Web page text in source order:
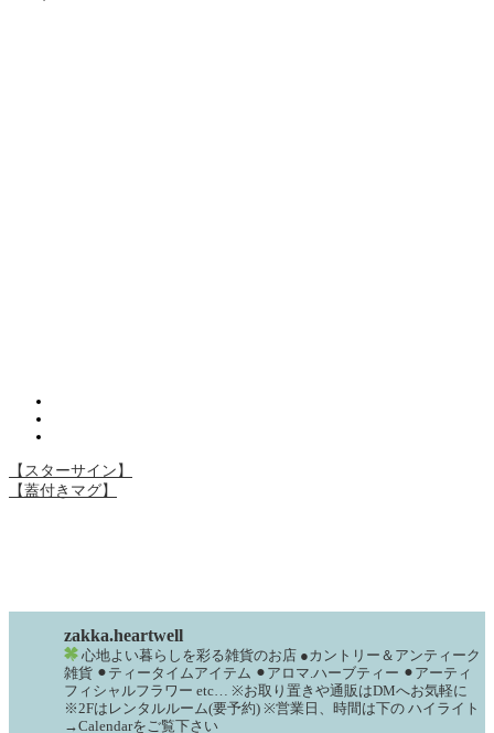
【スターサイン】
【蓋付きマグ】
zakka.heartwell
心地よい暮らしを彩る雑貨のお店 ●カントリー＆アンティーク
雑貨 ⚫︎ティータイムアイテム ⚫︎アロマ.ハーブティー ⚫︎アーティ
フィシャルフラワー etc… ※お取り置きや通販はDMへお気軽に
※2Fはレンタルルーム(要予約) ※営業日、時間は下の ハイライト
→Calendarをご覧下さい